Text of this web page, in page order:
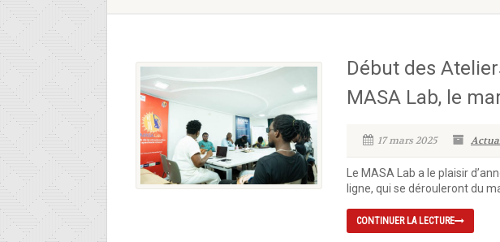
Début des
MASA Lab, le
17 mars 2025
Le MASA Lab a le plaisir
ligne, qui se dérouleront du
CONTINUER LA LECTURE